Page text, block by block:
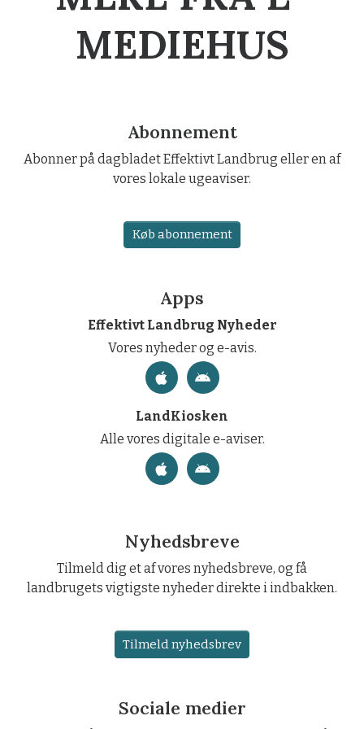
MEDIEHUS
Abonnement
Abonner på dagbladet Effektivt Landbrug eller en af
vores lokale ugeaviser.
Køb abonnement
Apps
Effektivt Landbrug Nyheder
Vores nyheder og e-avis.
LandKiosken
Alle vores digitale e-aviser.
Nyhedsbreve
Tilmeld dig et af vores nyhedsbreve, og få
landbrugets vigtigste nyheder direkte i indbakken.
Tilmeld nyhedsbrev
Sociale medier